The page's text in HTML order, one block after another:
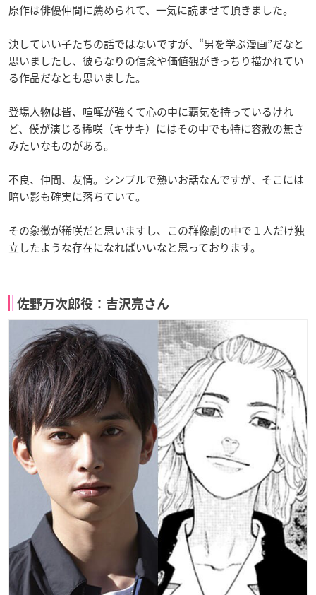
原作は俳優仲間に薦められて、一気に読ませて頂きました。
決していい子たちの話ではないですが、“男を学ぶ漫画”だなと
思いましたし、彼らなりの信念や価値観がきっちり描かれてい
る作品だなとも思いました。
登場人物は皆、喧嘩が強くて心の中に覇気を持っているけれ
ど、僕が演じる稀咲（キサキ）にはその中でも特に容赦の無さ
みたいなものがある。
不良、仲間、友情。シンプルで熱いお話なんですが、そこには
暗い影も確実に落ちていて。
その象徴が稀咲だと思いますし、この群像劇の中で１人だけ独
立したような存在になればいいなと思っております。
佐野万次郎役：吉沢亮さん